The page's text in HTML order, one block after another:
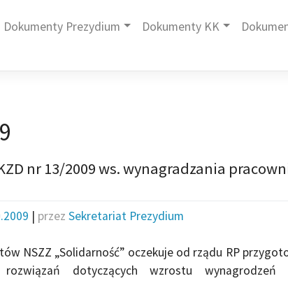
Dokumenty Prezydium Dokumenty KK
nr 13/2009 ws. wynagradzania
| przez Sekretariat Prezydium
NSZZ „Solidarność” oczekuje od rządu RP
dotyczących wzrostu wynagrodzeń